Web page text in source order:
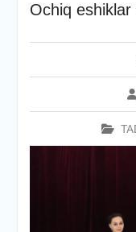
Ochiq eshiklar